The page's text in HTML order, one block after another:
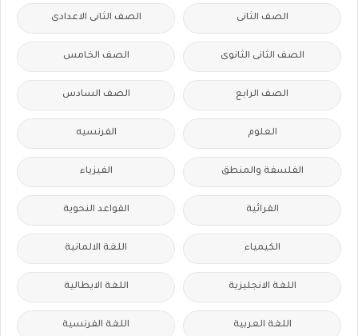
الصف الثانى الصف الثانى الاعدادى
الصف الثانى الثانوى الصف الخامس
الصف الرابع الصف السادس
العلوم الفرنسيه
الفلسفة والمنطق الفيزياء
القرائية القواعد النحوية
الكيمياء اللغة الالمانية
اللغة الانجليزية اللغة الايطالية
اللغة العربية اللغة الفرنسية